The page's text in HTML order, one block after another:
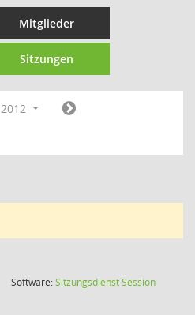
Mitglieder
Sitzungen
2012
Software:SitzungsdienstSession(Wird in